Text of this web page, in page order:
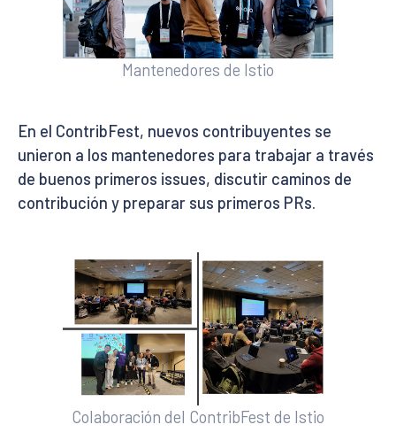
Mantenedores de Istio
En el ContribFest, nuevos contribuyentes se
unieron a los mantenedores para trabajar a través
de buenos primeros issues, discutir caminos de
contribución y preparar sus primeros PRs.
Colaboración del ContribFest de Istio